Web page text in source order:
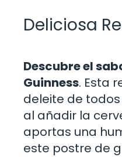
Deliciosa
Descubre el
Guinness. Esta
deleite de
al añadir la
aportas una
este postre de